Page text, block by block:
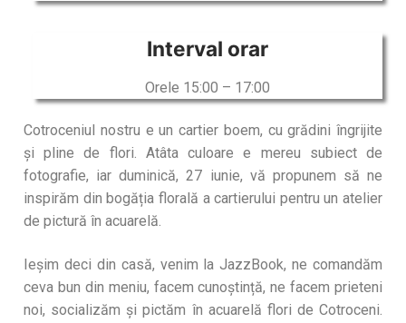
Interval orar
Orele 15:00 – 17:00
Cotroceniul nostru e un cartier boem, cu grădini îngrijite
și pline de flori. Atâta culoare e mereu subiect de
fotografie, iar duminică, 27 iunie, vă propunem să ne
inspirăm din bogăția florală a cartierului pentru un atelier
de pictură în acuarelă.
Ieșim deci din casă, venim la JazzBook, ne comandăm
ceva bun din meniu, facem cunoștință, ne facem prieteni
noi, socializăm și pictăm în acuarelă flori de Cotroceni.